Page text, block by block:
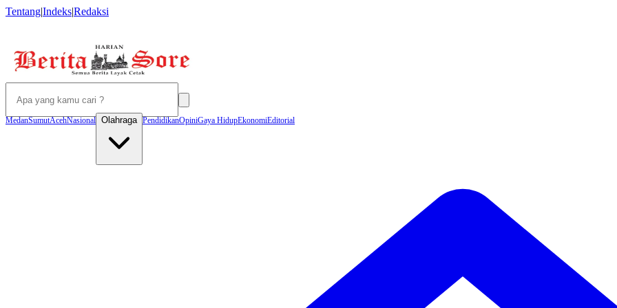
Tentang|Indeks|Redaksi
MedanSumutAcehNasional Olahraga PendidikanOpiniGaya HidupEkonomiEditorial